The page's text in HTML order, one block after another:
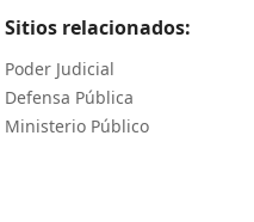
Sitios relacionados:
Poder Judicial
Defensa Pública
Ministerio Público